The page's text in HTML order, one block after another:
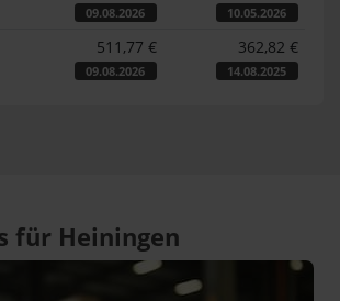
09.08.2026 10.05.2026
511,77 €
09.08.2026
362,82 €
14.08.2025
für Heiningen